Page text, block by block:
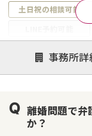
土日祝の相談可能
注力案件
離婚前相談
不貞・不倫慰謝料請求
財産分与
事務所詳
離婚問題で弁
か？